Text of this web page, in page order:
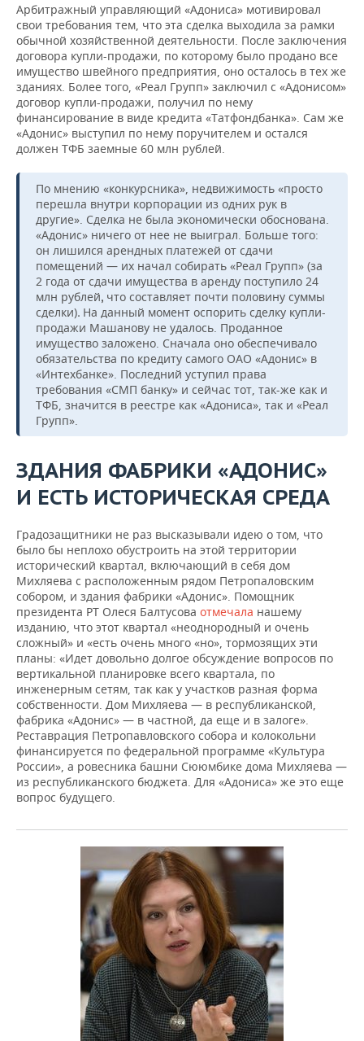
Арбитражный управляющий «Адониса» мотивировал
свои требования тем, что эта сделка выходила за рамки
обычной хозяйственной деятельности. После заключения
договора купли-продажи, по которому было продано все
имущество швейного предприятия, оно осталось в тех же
зданиях. Более того, «Реал Групп» заключил с «Адонисом»
договор купли-продажи, получил по нему
финансирование в виде кредита «Татфондбанка». Сам же
«Адонис» выступил по нему поручителем и остался
должен ТФБ заемные 60 млн рублей.
По мнению «конкурсника», недвижимость «просто
перешла внутри корпорации из одних рук в
другие». Сделка не была экономически обоснована.
«Адонис» ничего от нее не выиграл. Больше того:
он лишился арендных платежей от сдачи
помещений — их начал собирать «Реал Групп» (за
2 года от сдачи имущества в аренду поступило 24
млн рублей, что составляет почти половину суммы
сделки). На данный момент оспорить сделку купли-
продажи Машанову не удалось. Проданное
имущество заложено. Сначала оно обеспечивало
обязательства по кредиту самого ОАО «Адонис» в
«Интехбанке». Последний уступил права
требования «СМП банку» и сейчас тот, так-же как и
ТФБ, значится в реестре как «Адониса», так и «Реал
Групп».
ЗДАНИЯ ФАБРИКИ «АДОНИС»
И ЕСТЬ ИСТОРИЧЕСКАЯ СРЕДА
Градозащитники не раз высказывали идею о том, что
было бы неплохо обустроить на этой территории
исторический квартал, включающий в себя дом
Михляева с расположенным рядом Петропаловским
собором, и здания фабрики «Адонис». Помощник
президента РТ Олеся Балтусова отмечала нашему
изданию, что этот квартал «неоднородный и очень
сложный» и «есть очень много «но», тормозящих эти
планы: «Идет довольно долгое обсуждение вопросов по
вертикальной планировке всего квартала, по
инженерным сетям, так как у участков разная форма
собственности. Дом Михляева — в республиканской,
фабрика «Адонис» — в частной, да еще и в залоге».
Реставрация Петропавловского собора и колокольни
финансируется по федеральной программе «Культура
России», а ровесника башни Сююмбике дома Михляева —
из республиканского бюджета. Для «Адониса» же это еще
вопрос будущего.